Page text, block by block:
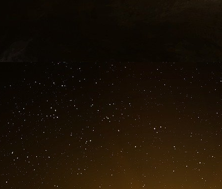
Les machines à vecteurs de support sont
offrant des performances robustes dans
marges claires.
Arbres de décisions
Les decision trees estiment les résultats en
des valeurs de caractéristiques, ce qui
Clustering k-means
Le clustering en k-moyennes est utilisé pour
la similarité, ce qui facilite la découverte de